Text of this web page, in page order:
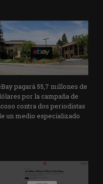
pagará 55,7 millones de
por la campaña de
contra dos periodistas
un medio especializado